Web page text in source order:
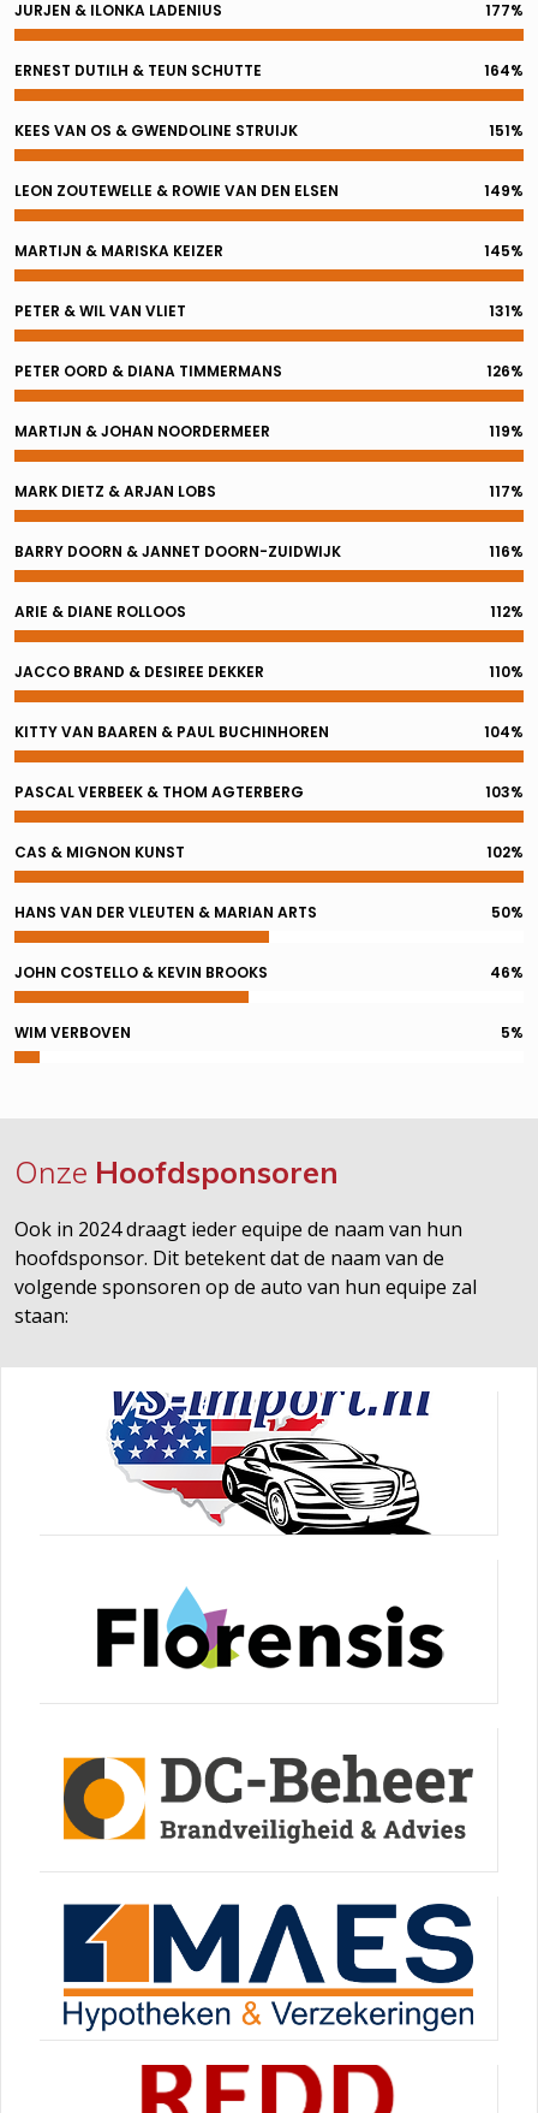
JURJEN & ILONKA LADENIUS 177%
ERNEST DUTILH & TEUN SCHUTTE 164%
KEES VAN OS & GWENDOLINE STRUIJK 151%
LEON ZOUTEWELLE & ROWIE VAN DEN ELSEN 149%
MARTIJN & MARISKA KEIZER 145%
PETER & WIL VAN VLIET 131%
PETER OORD & DIANA TIMMERMANS 126%
MARTIJN & JOHAN NOORDERMEER 119%
MARK DIETZ & ARJAN LOBS 117%
BARRY DOORN & JANNET DOORN-ZUIDWIJK 116%
ARIE & DIANE ROLLOOS 112%
JACCO BRAND & DESIREE DEKKER 110%
KITTY VAN BAAREN & PAUL BUCHINHOREN 104%
PASCAL VERBEEK & THOM AGTERBERG 103%
CAS & MIGNON KUNST 102%
HANS VAN DER VLEUTEN & MARIAN ARTS 50%
JOHN COSTELLO & KEVIN BROOKS 46%
WIM VERBOVEN 5%
Onze Hoofdsponsoren
Ook in 2024 draagt ieder equipe de naam van hun
hoofdsponsor. Dit betekent dat de naam van de
volgende sponsoren op de auto van hun equipe zal
staan: